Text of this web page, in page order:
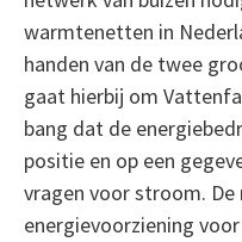
warmtenetten in
handen van de twee
gaat hierbij om
bang dat de
positie en op een
vragen voor stroom.
energievoorziening